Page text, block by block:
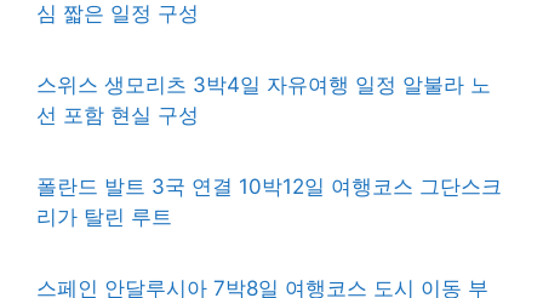
심 짧은 일정 구성
스위스 생모리츠 3박4일 자유여행 일정 알불라 노
선 포함 현실 구성
폴란드 발트 3국 연결 10박12일 여행코스 그단스크
리가 탈린 루트
스페인 안달루시아 7박8일 여행코스 도시 이동 부